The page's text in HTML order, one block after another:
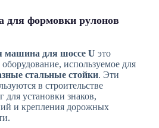
для формовки рулонов
машина для шоссе U это
используемое для
стальные стойки. Эти
в строительстве
для установки знаков,
и крепления дорожных